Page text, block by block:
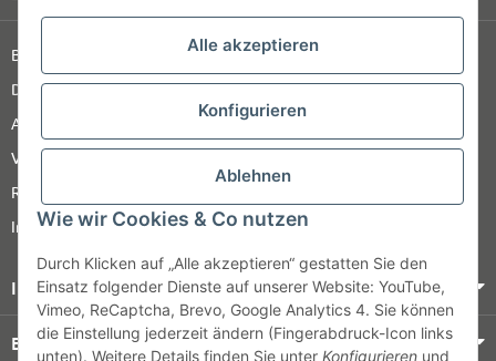
Alle akzeptieren
Konfigurieren
Ablehnen
Wie wir Cookies & Co nutzen
Durch Klicken auf „Alle akzeptieren“ gestatten Sie den
Einsatz folgender Dienste auf unserer Website: YouTube,
Vimeo, ReCaptcha, Brevo, Google Analytics 4. Sie können
die Einstellung jederzeit ändern (Fingerabdruck-Icon links
unten). Weitere Details finden Sie unter Konfigurieren und
Barrierefreiheitserklärung
Datenschutz
AGB
Versandinformationen
Retour
Impressum
Informationen
Bezahlung & Versand